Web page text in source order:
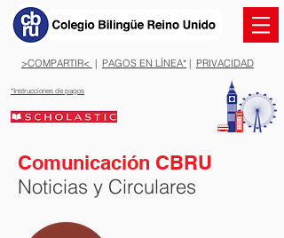
>COMPARTIR< | PAGOS EN LÍNEA* | PRIVACIDAD
*Instrucciones de pagos
Comunicación CBRU
Noticias y Circulares